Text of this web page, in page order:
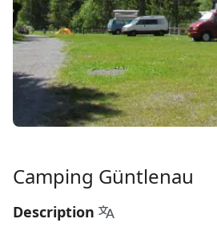
Camping Güntlenau
Description